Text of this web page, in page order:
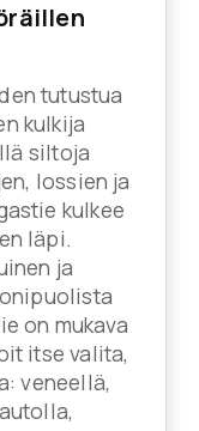
tutustua
kulkija
siltoja
lossien ja
kulkee
läpi.
ja
on mukava
itse valita,
veneellä,